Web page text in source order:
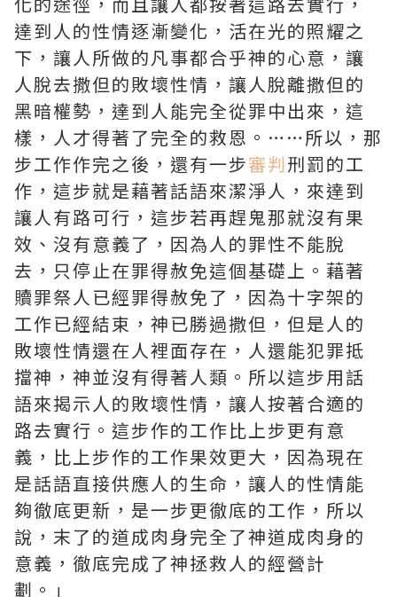
達到人的性情逐漸變化，活在光的照耀之
下，讓人所做的凡事都合乎神的心意，讓
人脫去撒但的敗壞性情，讓人脫離撒但的
黑暗權勢，達到人能完全從罪中出來，這
樣，人才得著了完全的救恩。……所以，那
步工作作完之後，還有一步審判刑罰的工
作，這步就是藉著話語來潔淨人，來達到
讓人有路可行，這步若再趕鬼那就沒有果
效、沒有意義了，因為人的罪性不能脫
去，只停止在罪得赦免這個基礎上。藉著
贖罪祭人已經罪得赦免了，因為十字架的
工作已經結束，神已勝過撒但，但是人的
敗壞性情還在人裡面存在，人還能犯罪抵
擋神，神並沒有得著人類。所以這步用話
語來揭示人的敗壞性情，讓人按著合適的
路去實行。這步作的工作比上步更有意
義，比上步作的工作果效更大，因為現在
是話語直接供應人的生命，讓人的性情能
夠徹底更新，是一步更徹底的工作，所以
說，末了的道成肉身完全了神道成肉身的
意義，徹底完成了神拯救人的經營計
劃。」